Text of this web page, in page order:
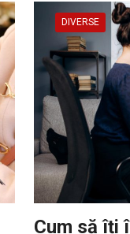
DIVERSE
Cum să îți